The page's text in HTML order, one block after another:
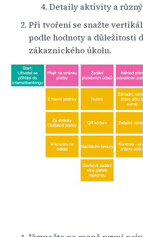
Detaily aktivity a
Při tvoření se snažte
podle hodnoty a důležitosti
zákaznického úkolu.